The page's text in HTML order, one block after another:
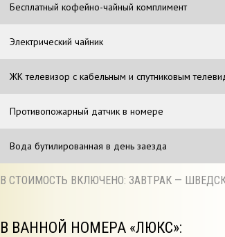
Бесплатный кофейно-чайный комплимент
Электрический чайник
ЖК телевизор с кабельным и спутниковым
Противопожарный датчик в номере
Вода бутилированная в день заезда
В СТОИМОСТЬ ВКЛЮЧЕНО: ЗАВТРАК —
В ВАННОЙ НОМЕРА «ЛЮКС»: